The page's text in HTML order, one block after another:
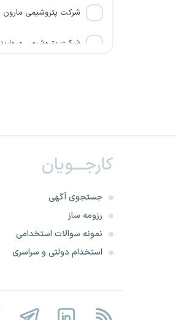
شرکت پتروشیمی مارون
شرکت پتروشیمی مروارید
مرکز آمار ایران
سازمان ملی بهره‌وری ایران
شرکت پتروشیمی شهید
تندگویان
شرکت پترو پارس
کارجـــویان
جستجوی آگهی
رزومه ساز
نمونه سوالات استخدامی
استخدام دولتی و سراسری